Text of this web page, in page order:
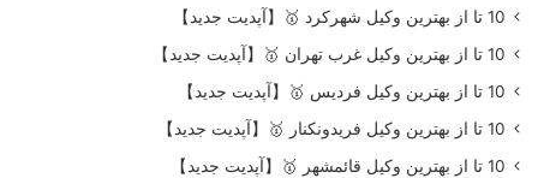
10 تا از بهترین وکیل شهرکرد 🥇【آپدیت جدید】
10 تا از بهترین وکیل غرب تهران 🥇【آپدیت جدید】
10 تا از بهترین وکیل فردیس 🥇【آپدیت جدید】
10 تا از بهترین وکیل فریدونکنار 🥇【آپدیت جدید】
10 تا از بهترین وکیل قائمشهر 🥇【آپدیت جدید】